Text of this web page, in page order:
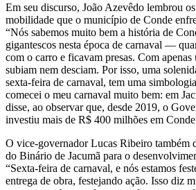
Em seu discurso, João Azevêdo lembrou
mobilidade que o município de Conde
“Nós sabemos muito bem a história de
gigantescos nesta época de carnaval —
com o carro e ficavam presas. Com
subiam nem desciam. Por isso, uma
sexta-feira de carnaval, tem uma
comecei o meu carnaval muito bem: em
disse, ao observar que, desde 2019, o
investiu mais de R$ 400 milhões em
O vice-governador Lucas Ribeiro também
do Binário de Jacumã para o
“Sexta-feira de carnaval, e nós estamos
entrega de obra, festejando ação. Isso diz